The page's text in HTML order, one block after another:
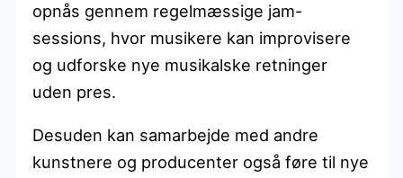
opnås gennem regelmæssige jam-
sessions, hvor musikere kan improvisere
og udforske nye musikalske retninger
uden pres.
Desuden kan samarbejde med andre
kunstnere og producenter også føre til nye